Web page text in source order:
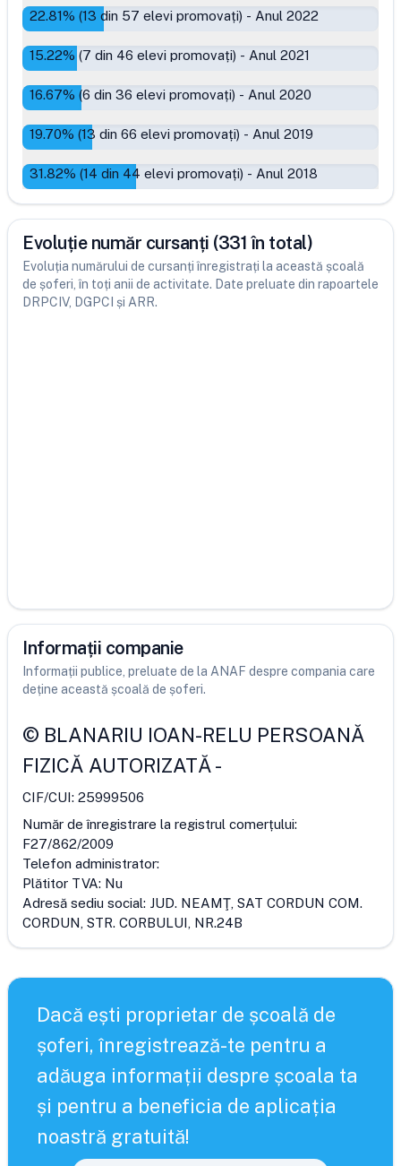
22.81% (13 din 57 elevi promovați) - Anul 2022
15.22% (7 din 46 elevi promovați) - Anul 2021
16.67% (6 din 36 elevi promovați) - Anul 2020
19.70% (13 din 66 elevi promovați) - Anul 2019
31.82% (14 din 44 elevi promovați) - Anul 2018
Evoluție număr cursanți (331 în total)
Evoluția numărului de cursanți înregistrați la această școală
de șoferi, în toți anii de activitate. Date preluate din rapoartele
DRPCIV, DGPCI și ARR.
Informații companie
Informații publice, preluate de la ANAF despre compania care
deține această școală de șoferi.
© BLANARIU IOAN-RELU PERSOANĂ
FIZICĂ AUTORIZATĂ-
CIF/CUI: 25999506
Număr de înregistrare la registrul comerțului:
F27/862/2009
Telefon administrator:
Plătitor TVA: Nu
Adresă sediu social: JUD. NEAMŢ, SAT CORDUN COM.
CORDUN, STR. CORBULUI, NR.24B
Dacă ești proprietar de școală de
șoferi, înregistrează-te pentru a
adăuga informații despre școala ta
și pentru a beneficia de aplicația
noastră gratuită!